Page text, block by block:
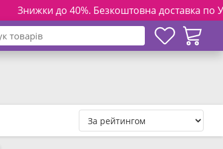
Знижки до 40%. Безкоштовна доставка по